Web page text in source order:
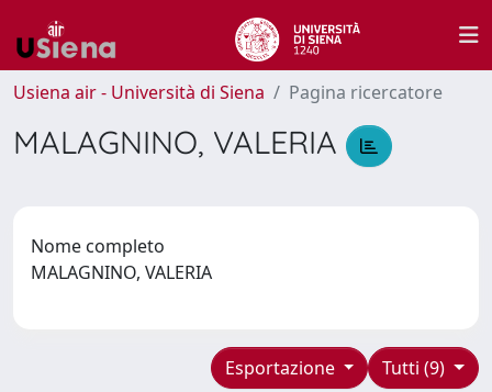
Usiena air - Università di Siena Pagina ricercatore
MALAGNINO, VALERIA
Nome completo
MALAGNINO, VALERIA
Tutti (9)
Esportazione